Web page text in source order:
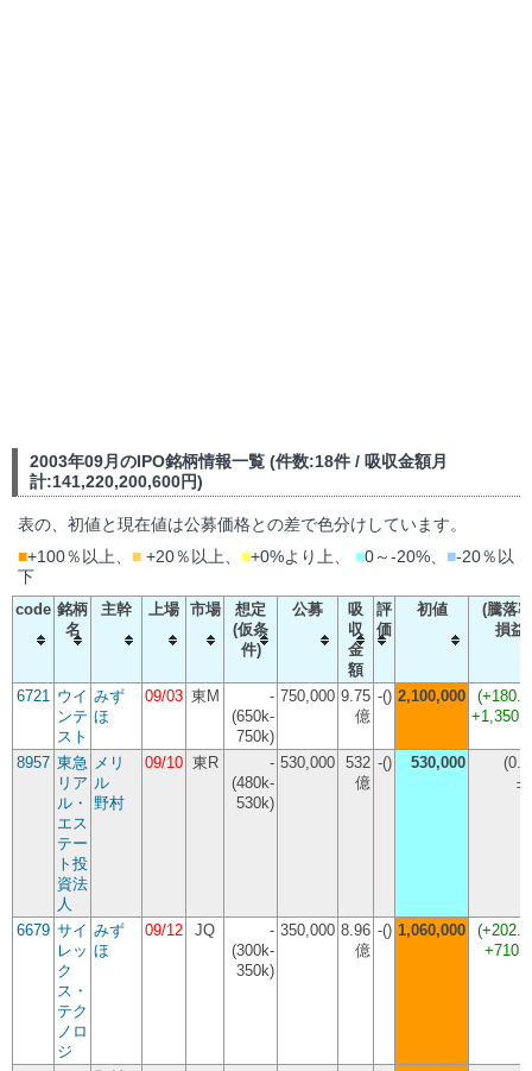
2003年09月のIPO銘柄情報一覧 (件数:18件 / 吸収金額月
計:141,220,200,600円)
表の、初値と現在値は公募価格との差で色分けしています。
■+100％以上、 ■ +20％以上、 ■+0%より上、 ■0～-20%、 ■-20％以
下
code 銘柄
名
主幹 上場 市場
想定
(仮条
件)
公募
吸
収
金
額
評
価
初値
(騰落
損益
6721 ウイ
ンテ
スト
みず
ほ
09/03 東M
-
(650k-
750k)
750,000 9.75
億
-() 2,100,000 (
8957 東急
リア
ル・
エス
テー
ト投
資法
人
メリ
ル
野村
09/10 東R
-
(480k-
530k)
530,000 532
億
-() 530,000 (
6679 サイ
レッ
ク
ス・
テク
ノロ
ジ
みず
ほ
09/12 JQ
-
(300k-
350k)
350,000 8.96
億
-() 1,060,000 (